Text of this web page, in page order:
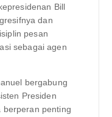
Bill
dan
pesan
sebagai agen
bergabung
Presiden
berperan penting